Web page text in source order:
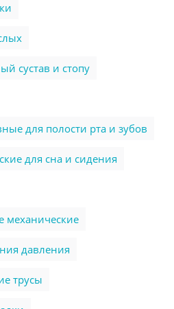
сустав и стопу
для полости рта и зубов
для сна и сидения
механические
давления
трусы